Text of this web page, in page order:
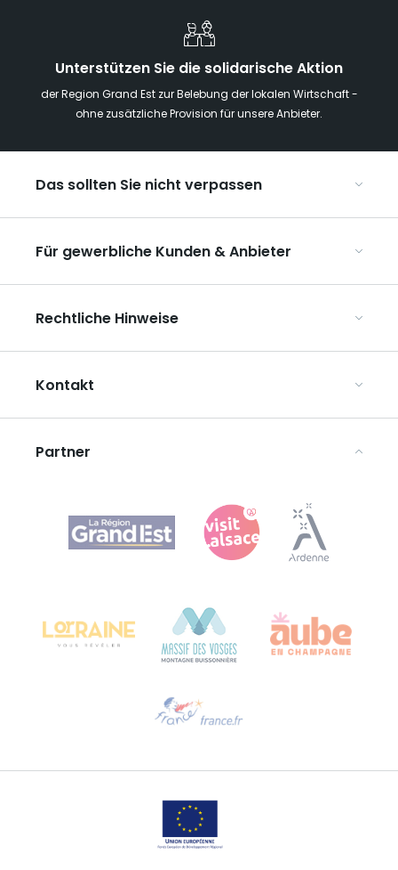
Unterstützen Sie die solidarische Aktion
der Region Grand Est zur Belebung der lokalen Wirtschaft -
ohne zusätzliche Provision für unsere Anbieter.
Das sollten Sie nicht verpassen
Die Weihnachtsmärkte im Grand Est
Ribeauvillé, zwischen Weinbergen und Bergen
Unsere UNESCO-Welterbestätten
Für gewerbliche Kunden & Anbieter
Organisieren Sie Ihre Gruppenreisen
ART GE kennenlernen
Mediaroom
Rechtliche Hinweise
Datenschutzbestimmungen
Rechtliche Hinweise
Kontakt
Agence Régionale du Tourisme Grand Est
Bureau de Colmar (Hauptverwaltung)
Sprechen Sie uns per E-Mail an
Partner